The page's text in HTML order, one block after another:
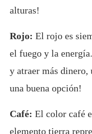
alturas!
Rojo: El rojo es
el fuego y la
y atraer más dinero,
una buena opción!
Café: El color café
elemento tierra